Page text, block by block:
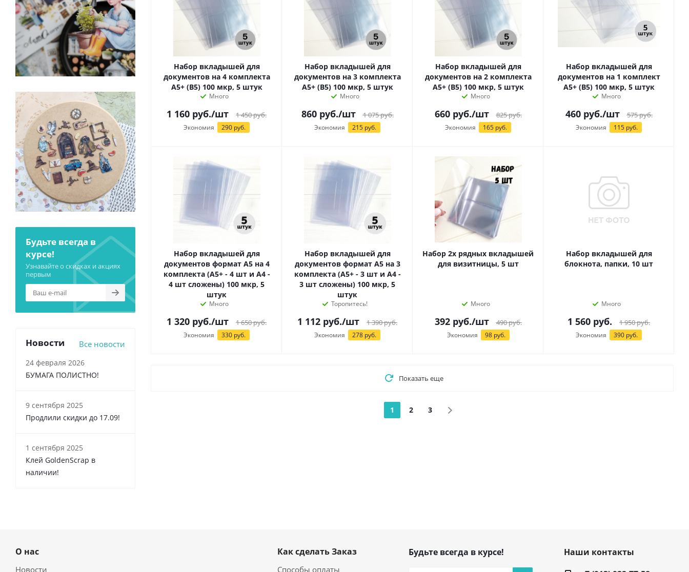
Набор вкладышей для
документов на 4 комплекта
А5+ (B5) 100 мкр, 5 штук
Много
1 160 руб./шт 1 450руб.
Экономия 290 руб.
Набор вкладышей для
документов на 3 комплекта
А5+ (B5) 100 мкр, 5 штук
Много
860руб./шт 1 075руб.
Экономия 215 руб.
Набор вкладышей для
документов на 2 комплекта
А5+ (B5) 100 мкр, 5 штук
Много
660руб./шт 825руб.
Экономия 165 руб.
Набор вкладышей для
документов на 1 комплект
А5+ (B5) 100 мкр, 5 штук
Много
460руб./шт 575руб.
Экономия 115 руб.
Набор вкладышей для
документов формат А5 на 4
комплекта (А5+ - 4 шт и А4 -
4 шт сложены) 100 мкр, 5
штук
Много
1 320 руб./шт 1 650руб.
Экономия 330 руб.
Набор вкладышей для
документов формат А5 на 3
комплекта (А5+ - 3 шт и А4 -
3 шт сложены) 100 мкр, 5
штук
Торопитесь!
1 112 руб./шт 1 390руб.
Экономия 278 руб.
Набор 2х рядных вкладышей
для визитницы, 5 шт
Много
392руб./шт 490руб.
Экономия 98 руб.
Набор вкладышей для
блокнота, папки, 10 шт
Много
1 560 руб. 1 950руб.
Экономия 390 руб.
Показать еще
1 2 3
Будьте всегда в
курсе!
Узнавайте о скидках и акциях
первым
Новости Все новости
24 февраля 2026
БУМАГА ПОЛИСТНО!
9 сентября 2025
Продлили скидки до 17.09!
1 сентября 2025
Клей GoldenScrap в
наличии!
О нас
Новости
Как сделать Заказ
Способы оплаты
Будьте всегда в курсе!
Наши контакты